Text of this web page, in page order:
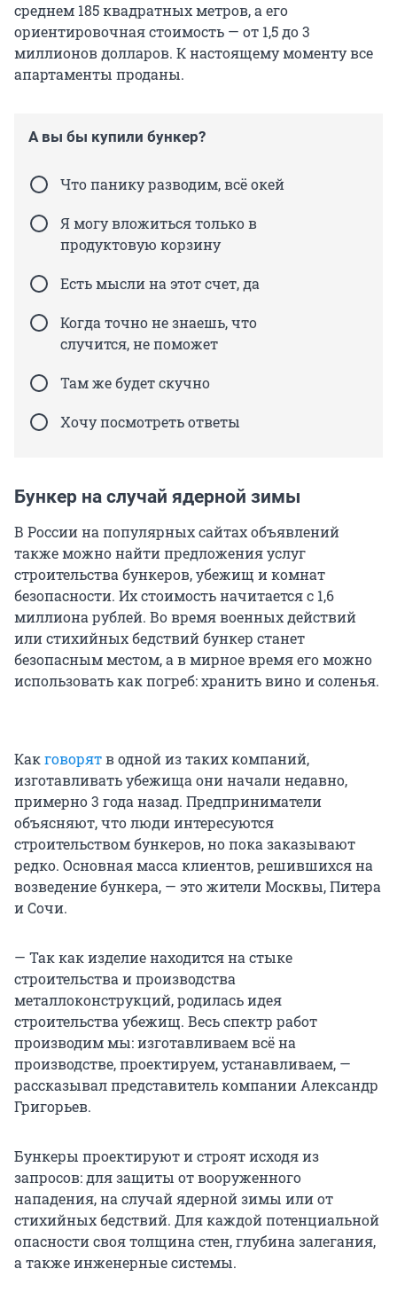
среднем 185 квадратных метров, а его
ориентировочная стоимость — от 1,5 до 3
миллионов долларов. К настоящему моменту все
апартаменты проданы.
А вы бы купили бункер?
Что панику разводим, всё окей
Я могу вложиться только в
продуктовую корзину
Есть мысли на этот счет, да
Когда точно не знаешь, что
случится, не поможет
Там же будет скучно
Хочу посмотреть ответы
Бункер на случай ядерной зимы
В России на популярных сайтах объявлений
также можно найти предложения услуг
строительства бункеров, убежищ и комнат
безопасности. Их стоимость начитается с 1,6
миллиона рублей. Во время военных действий
или стихийных бедствий бункер станет
безопасным местом, а в мирное время его можно
использовать как погреб: хранить вино и соленья.
Какговорятв одной из таких компаний,
изготавливать убежища они начали недавно,
примерно 3 года назад. Предприниматели
объясняют, что люди интересуются
строительством бункеров, но пока заказывают
редко. Основная масса клиентов, решившихся на
возведение бункера, — это жители Москвы, Питера
и Сочи.
— Так как изделие находится на стыке
строительства и производства
металлоконструкций, родилась идея
строительства убежищ. Весь спектр работ
производим мы: изготавливаем всё на
производстве, проектируем, устанавливаем, —
рассказывал представитель компании Александр
Григорьев.
Бункеры проектируют и строят исходя из
запросов: для защиты от вооруженного
нападения, на случай ядерной зимы или от
стихийных бедствий. Для каждой потенциальной
опасности своя толщина стен, глубина залегания,
а также инженерные системы.